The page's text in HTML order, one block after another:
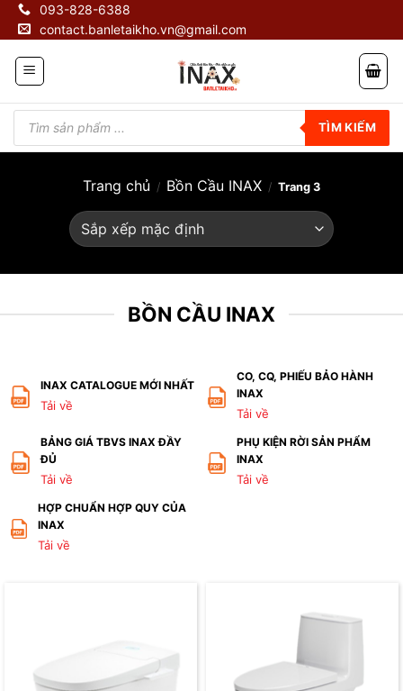
Skip
content
093-828-6388
contact.banletaikho.vn@gmail.com
Tìm
kiếm
phẩm
TÌM KIẾM
Trang chủ / Bồn Cầu INAX / Trang 3
BỒN CẦU INAX
INAX CATALOGUE MỚI NHẤT
Tải về
CO, CQ, PHIẾU BẢO HÀNH
INAX
Tải về
BẢNG GIÁ TBVS INAX ĐẦY
ĐỦ
Tải về
PHỤ KIỆN RỜI SẢN PHẨM
INAX
Tải về
HỢP CHUẨN HỢP QUY CỦA
INAX
Tải về